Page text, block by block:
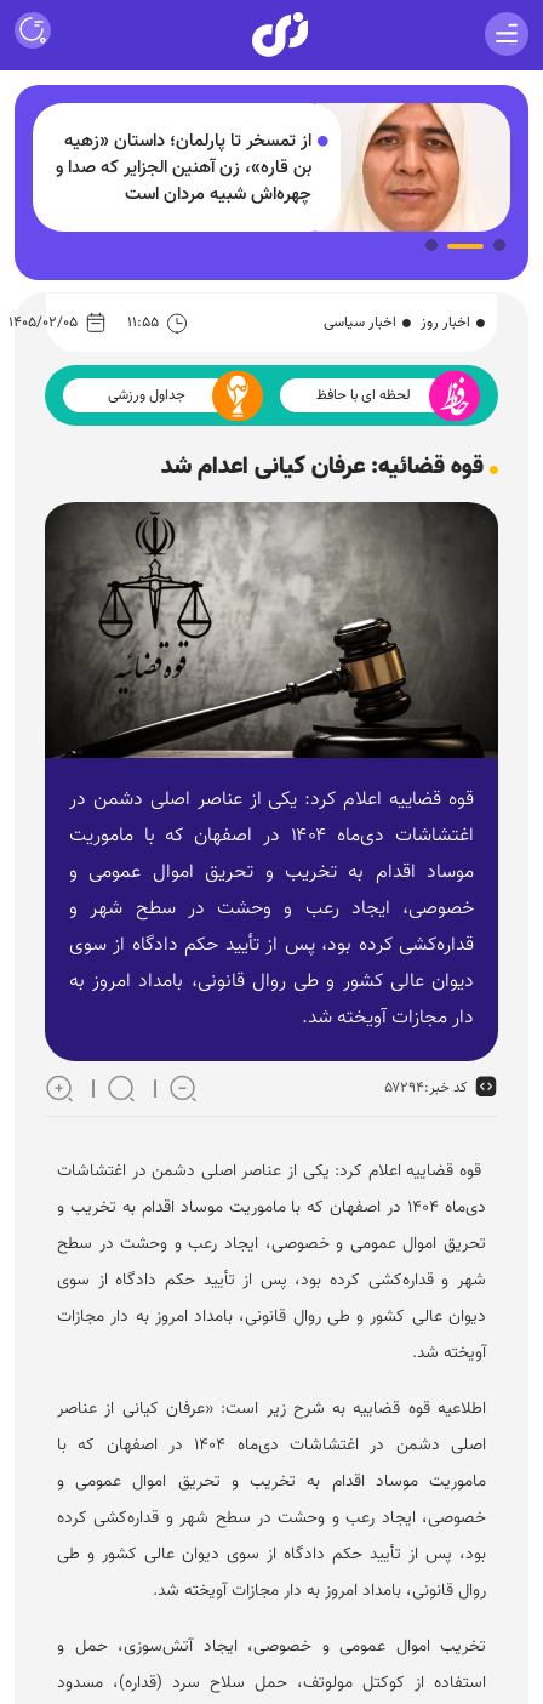
از تمسخر تا پارلمان؛ داستان «زهیه
بن قاره»، زن آهنین الجزایر که صدا و
چهره‌اش شبیه مردان است
اخبار روز اخبار سیاسی ۱۱:۵۵ ۱۴۰۵/۰۲/۰۵
لحظه ای با حافظ جداول ورزشی
قوه قضائیه: عرفان کیانی اعدام شد
قوه قضاییه اعلام کرد: یکی از عناصر اصلی دشمن در
اغتشاشات دی‌ماه ۱۴۰۴ در اصفهان که با ماموریت
موساد اقدام به تخریب و تحریق اموال عمومی و
خصوصی، ایجاد رعب و وحشت در سطح شهر و
قداره‌کشی کرده بود، پس از تأیید حکم دادگاه از سوی
دیوان عالی کشور و طی روال قانونی، بامداد امروز به
دار مجازات آویخته شد.
کد خبر:۵۷۲۹۴
قوه قضاییه اعلام کرد: یکی از عناصر اصلی دشمن در اغتشاشات
دی‌ماه ۱۴۰۴ در اصفهان که با ماموریت موساد اقدام به تخریب و
تحریق اموال عمومی و خصوصی، ایجاد رعب و وحشت در سطح
شهر و قداره‌کشی کرده بود، پس از تأیید حکم دادگاه از سوی
دیوان عالی کشور و طی روال قانونی، بامداد امروز به دار مجازات
آویخته شد.
اطلاعیه قوه قضاییه به شرح زیر است: «عرفان کیانی از عناصر
اصلی دشمن در اغتشاشات دی‌ماه ۱۴۰۴ در اصفهان که با
ماموریت موساد اقدام به تخریب و تحریق اموال عمومی و
خصوصی، ایجاد رعب و وحشت در سطح شهر و قداره‌کشی کرده
بود، پس از تأیید حکم دادگاه از سوی دیوان عالی کشور و طی
روال قانونی، بامداد امروز به دار مجازات آویخته شد.
تخریب اموال عمومی و خصوصی، ایجاد آتش‌سوزی، حمل و
استفاده از کوکتل مولوتف، حمل سلاح سرد (قداره)، مسدود